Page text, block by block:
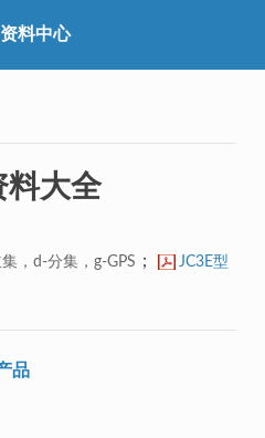
料中心
大全
，d-分集，g-GPS ；
JC3E型
品